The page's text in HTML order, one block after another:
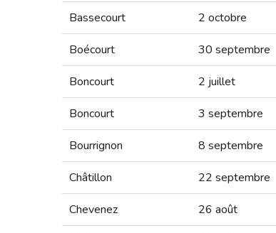
Bassecourt 2 octobre
Boécourt 30 septembre
Boncourt 2 juillet
Boncourt 3 septembre
Bourrignon 8 septembre
Châtillon 22 septembre
Chevenez 26 août